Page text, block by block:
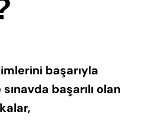
başarıyla
başarılı olan